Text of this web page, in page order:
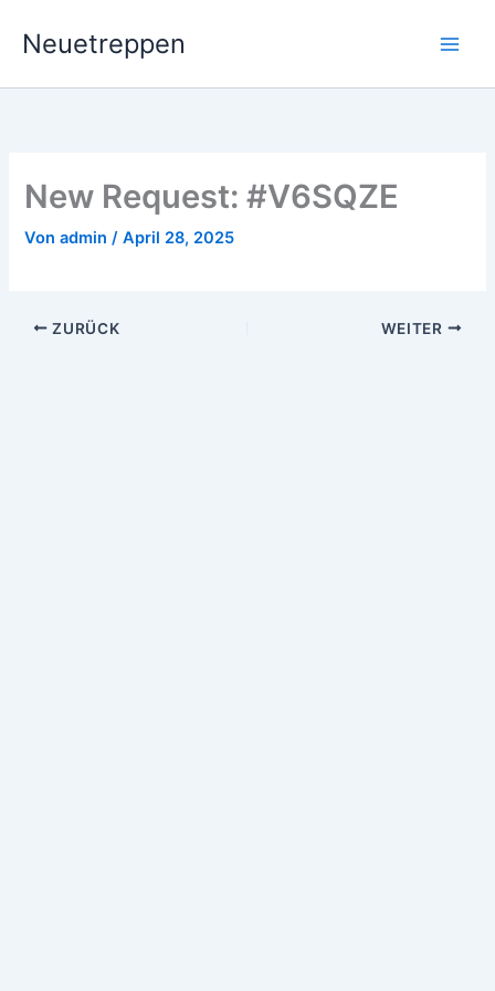
InhaltNeuetreppen
New Request: #V6SQZE
Vonadmin/April 28, 2025
ZURÜCK WEITER